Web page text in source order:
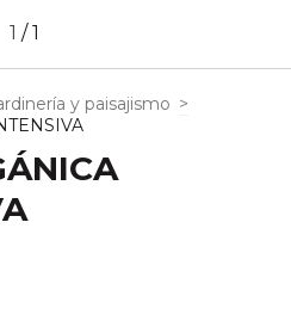
1 /1
y paisajismo >